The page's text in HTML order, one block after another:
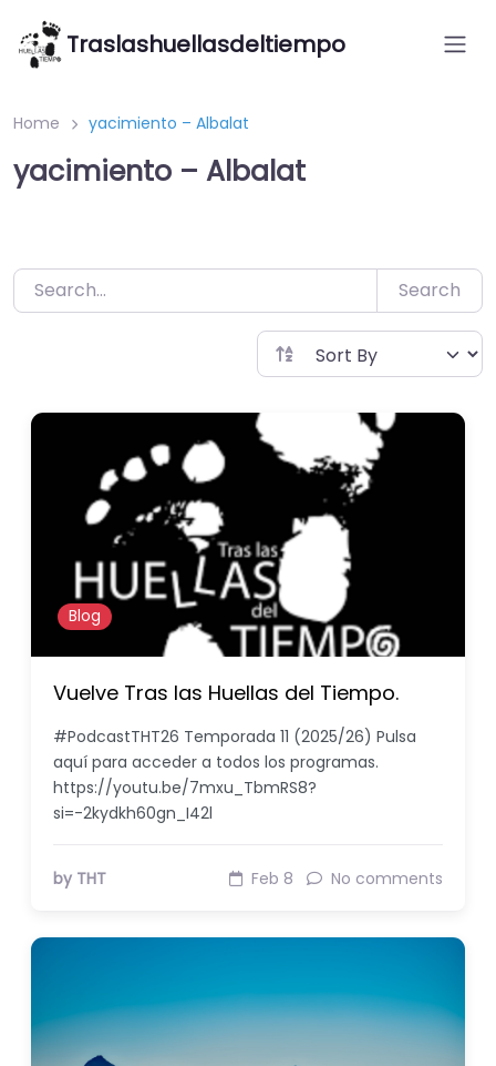
Saltar
contenido
Traslashuellasdeltiempo
Home yacimiento – Albalat
yacimiento – Albalat
Search
Blog
Vuelve Tras las Huellas del Tiempo.
#PodcastTHT26 Temporada 11 (2025/26) Pulsa
aquí para acceder a todos los programas.
https://youtu.be/7mxu_TbmRS8?
si=-2kydkh60gn_I42l
by THT Feb 8 No comments